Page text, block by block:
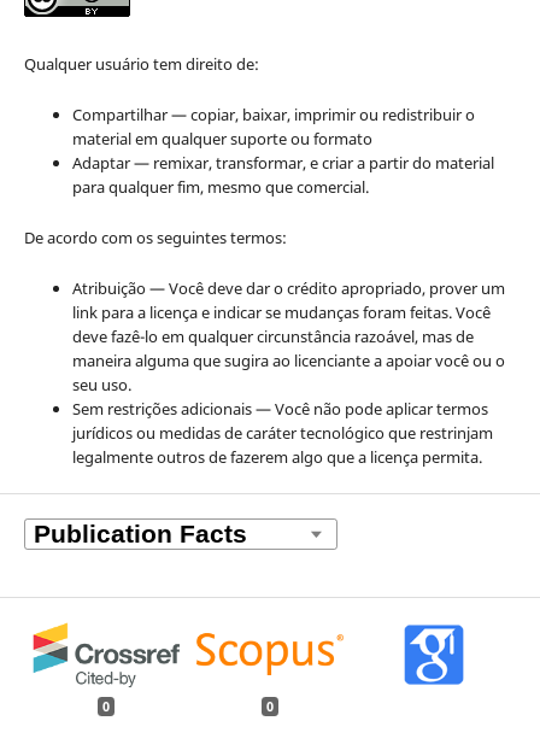
Qualquer usuário tem direito de:
Compartilhar — copiar, baixar, imprimir ou redistribuir o
material em qualquer suporte ou formato
Adaptar — remixar, transformar, e criar a partir do material
para qualquer fim, mesmo que comercial.
De acordo com os seguintes termos:
Atribuição — Você deve dar o crédito apropriado, prover um
link para a licença e indicar se mudanças foram feitas. Você
deve fazê-lo em qualquer circunstância razoável, mas de
maneira alguma que sugira ao licenciante a apoiar você ou o
seu uso.
Sem restrições adicionais — Você não pode aplicar termos
jurídicos ou medidas de caráter tecnológico que restrinjam
legalmente outros de fazerem algo que a licença permita.
0 0